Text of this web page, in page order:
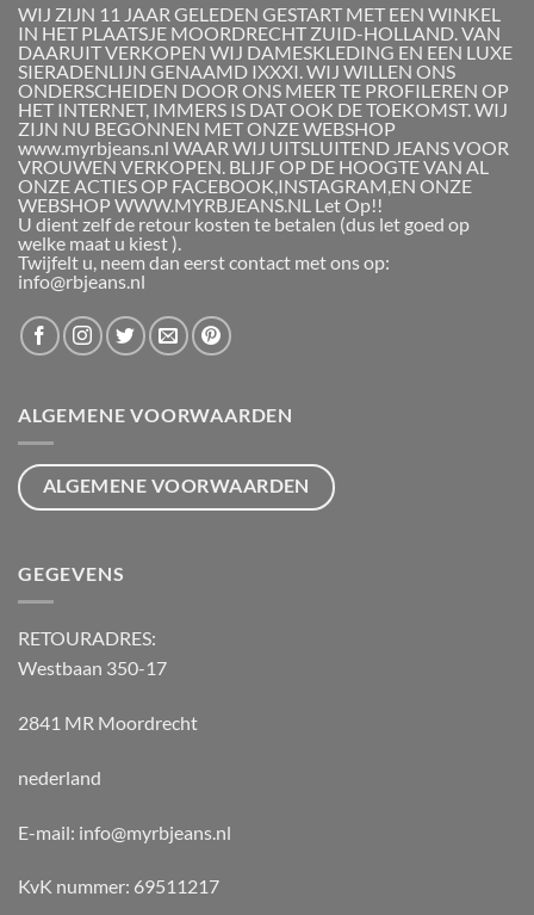
WIJ ZIJN 11 JAAR GELEDEN GESTART MET EEN WINKEL
IN HET PLAATSJE MOORDRECHT ZUID-HOLLAND. VAN
DAARUIT VERKOPEN WIJ DAMESKLEDING EN EEN LUXE
SIERADENLIJN GENAAMD IXXXI. WIJ WILLEN ONS
ONDERSCHEIDEN DOOR ONS MEER TE PROFILEREN OP
HET INTERNET, IMMERS IS DAT OOK DE TOEKOMST. WIJ
ZIJN NU BEGONNEN MET ONZE WEBSHOP
www.myrbjeans.nl WAAR WIJ UITSLUITEND JEANS VOOR
VROUWEN VERKOPEN. BLIJF OP DE HOOGTE VAN AL
ONZE ACTIES OP FACEBOOK,INSTAGRAM,EN ONZE
WEBSHOP WWW.MYRBJEANS.NL Let Op!!
U dient zelf de retour kosten te betalen (dus let goed op
welke maat u kiest ).
Twijfelt u, neem dan eerst contact met ons op:
info@rbjeans.nl
ALGEMENE VOORWAARDEN
ALGEMENE VOORWAARDEN
GEGEVENS
RETOURADRES:
Westbaan 350-17
2841 MR Moordrecht
nederland
E-mail: info@myrbjeans.nl
KvK nummer: 69511217